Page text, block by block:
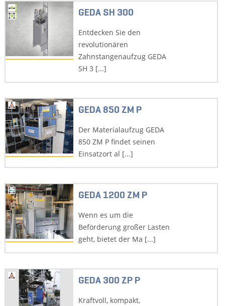
GEDA SH 300
Entdecken Sie den
revolutionären
Zahnstangenaufzug GEDA
SH 3 [...]
GEDA 850 ZM P
Der Materialaufzug GEDA
850 ZM P findet seinen
Einsatzort al [...]
GEDA 1200 ZM P
Wenn es um die
Beförderung großer Lasten
geht, bietet der Ma [...]
GEDA 300 ZP P
Kraftvoll, kompakt,